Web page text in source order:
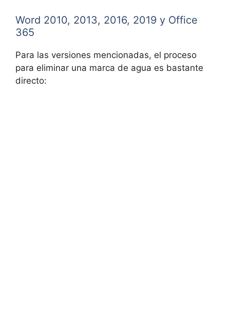
Word 2010, 2013, 2016, 2019 y Office
365
Para las versiones mencionadas, el proceso
para eliminar una marca de agua es bastante
directo: